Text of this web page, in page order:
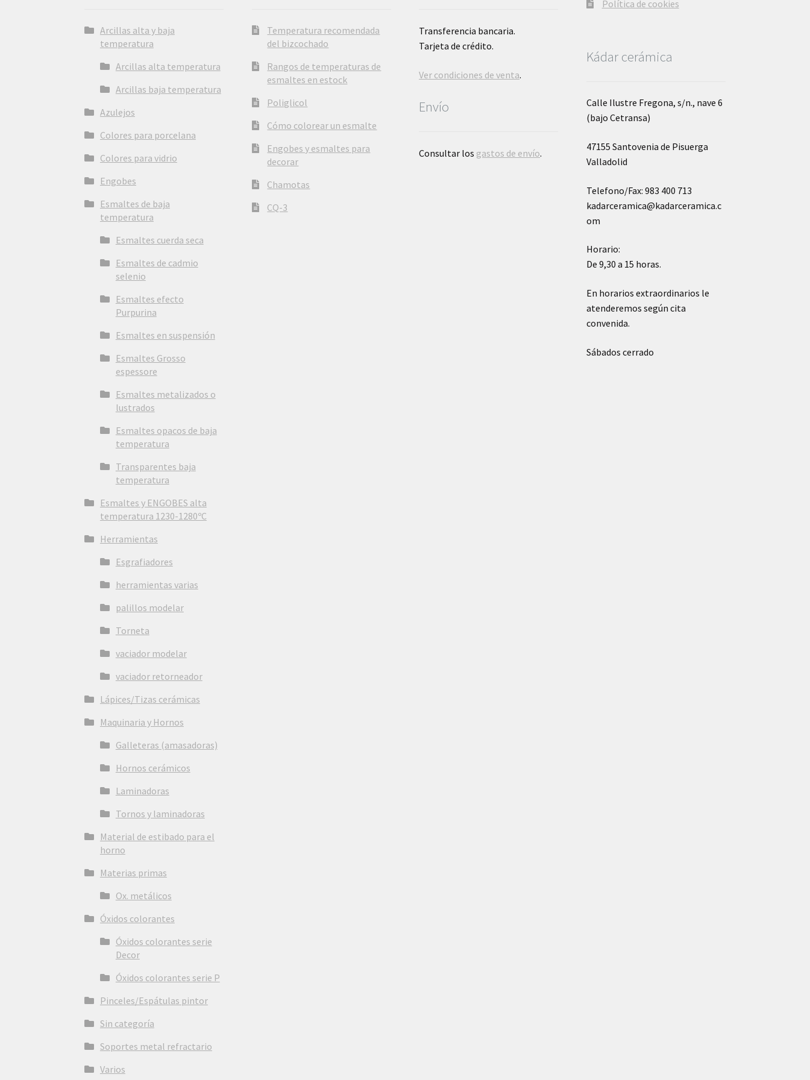
Arcillas alta y baja
temperatura
Arcillas alta temperatura
Arcillas baja temperatura
Azulejos
Colores para porcelana
Colores para vidrio
Engobes
Esmaltes de baja
temperatura
Esmaltes cuerda seca
Esmaltes de cadmio
selenio
Esmaltes efecto
Purpurina
Esmaltes en suspensión
Esmaltes Grosso
espessore
Esmaltes metalizados o
lustrados
Esmaltes opacos de baja
temperatura
Transparentes baja
temperatura
Esmaltes y ENGOBES alta
temperatura 1230-1280ºC
Herramientas
Esgrafiadores
herramientas varias
palillos modelar
Torneta
vaciador modelar
vaciador retorneador
Lápices/Tizas cerámicas
Maquinaria y Hornos
Galleteras (amasadoras)
Hornos cerámicos
Laminadoras
Tornos y laminadoras
Material de estibado para el
horno
Materias primas
Ox. metálicos
Óxidos colorantes
Óxidos colorantes serie
Decor
Óxidos colorantes serie P
Pinceles/Espátulas pintor
Sin categoría
Soportes metal refractario
Varios
Temperatura recomendada
del bizcochado
Rangos de temperaturas de
esmaltes en estock
Poliglicol
Cómo colorear un esmalte
Engobes y esmaltes para
decorar
Chamotas
CQ-3
Transferencia bancaria.
Tarjeta de crédito.
Ver condiciones de venta.
Envío
Consultar los gastos de envío.
Política de cookies
Kádar cerámica
Calle Ilustre Fregona, s/n., nave 6
(bajo Cetransa)
47155 Santovenia de Pisuerga
Valladolid
Telefono/Fax: 983 400 713
kadarceramica@kadarceramica.c
om
Horario:
De 9,30 a 15 horas.
En horarios extraordinarios le
atenderemos según cita
convenida.
Sábados cerrado